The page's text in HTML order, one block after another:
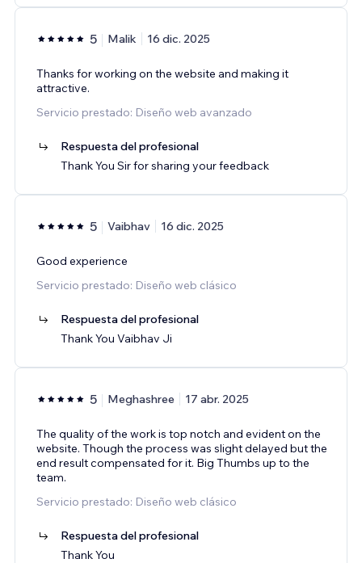
5 Malik 16 dic. 2025
Thanks for working on the website and making it
attractive.
Servicio prestado: Diseño web avanzado
Respuesta del profesional
Thank You Sir for sharing your feedback
5 Vaibhav 16 dic. 2025
Good experience
Servicio prestado: Diseño web clásico
Respuesta del profesional
Thank You Vaibhav Ji
5 Meghashree 17 abr. 2025
The quality of the work is top notch and evident on the
website. Though the process was slight delayed but the
end result compensated for it. Big Thumbs up to the
team.
Servicio prestado: Diseño web clásico
Respuesta del profesional
Thank You